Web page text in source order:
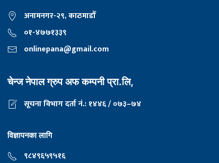
अनामनगर-२९, काठमाडाैँ
०१-४७७१३३९
onlinepana@gmail.com
चेन्ज नेपाल ग्रुप अफ कम्पनी प्रा.लि,
सूचना विभाग दर्ता नं.: १४४६ / ०७३–७४
विज्ञापनका लागि
९८४९६५९५१६